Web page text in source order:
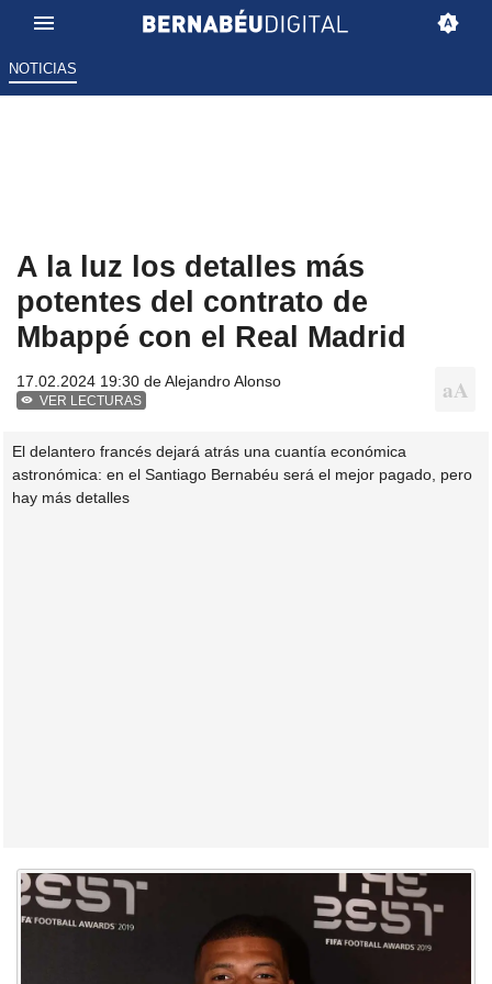
NOTICIAS
A la luz los detalles más
potentes del contrato de
Mbappé con el Real Madrid
17.02.2024 19:30 deAlejandro Alonso
VER LECTURAS
El delantero francés dejará atrás una cuantía económica
astronómica: en el Santiago Bernabéu será el mejor pagado, pero
hay más detalles